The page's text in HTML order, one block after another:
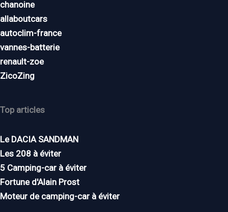
chanoine
allaboutcars
autoclim-france
vannes-batterie
renault-zoe
ZicoZing
Top articles
Le DACIA SANDMAN
Les 208 à éviter
5 Camping-car à éviter
Fortune d'Alain Prost
Moteur de camping-car à éviter